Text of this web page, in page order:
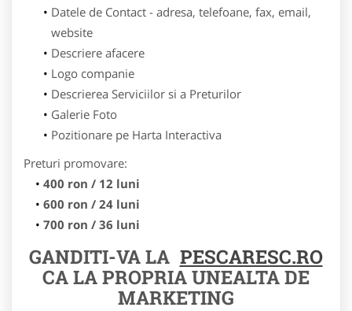
Datele de Contact - adresa, telefoane, fax, email,
website
Descriere afacere
Logo companie
Descrierea Serviciilor si a Preturilor
Galerie Foto
Pozitionare pe Harta Interactiva
Preturi promovare:
400 ron / 12 luni
600 ron / 24 luni
700 ron / 36 luni
GANDITI-VA LA PESCARESC.RO
CA LA PROPRIA UNEALTA DE
MARKETING